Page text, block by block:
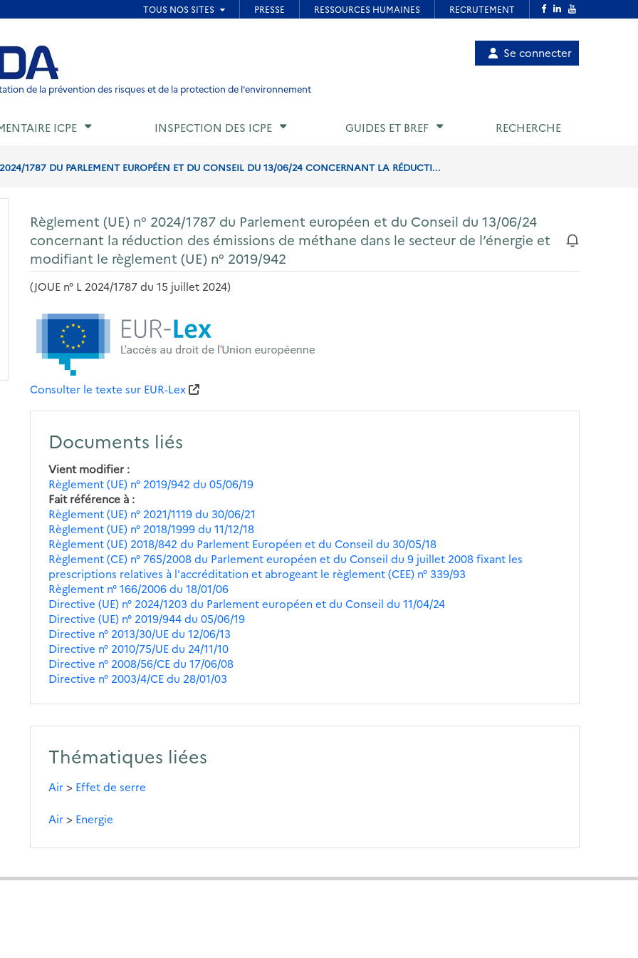
de page
de la prévention des risques et de la protection de l'environnement
Menu
utilisateur
Se connecter
ICPE INSPECTION DES ICPE GUIDES ET BREF RECHERCHE
1787 DU PARLEMENT EUROPÉEN ET DU CONSEIL DU 13/06/24 CONCERNANT LA RÉDUCTI...
Règlement (UE) n° 2024/1787 du Parlement européen et du Conseil du 13/06/24
concernant la réduction des émissions de méthane dans le secteur de l’énergie et
modifiant le règlement (UE) n° 2019/942
(JOUE n° L 2024/1787 du 15 juillet 2024)
Consulter le texte sur EUR-Lex
Documents liés
Vient modifier
Règlement (UE) n° 2019/942 du 05/06/19
Fait référence à
Règlement (UE) n° 2021/1119 du 30/06/21
Règlement (UE) n° 2018/1999 du 11/12/18
Règlement (UE) 2018/842 du Parlement Européen et du Conseil du 30/05/18
Règlement (CE) n° 765/2008 du Parlement européen et du Conseil du 9 juillet 2008 fixant les
prescriptions relatives à l'accréditation et abrogeant le règlement (CEE) n° 339/93
Règlement n° 166/2006 du 18/01/06
Directive (UE) n° 2024/1203 du Parlement européen et du Conseil du 11/04/24
Directive (UE) n° 2019/944 du 05/06/19
Directive n° 2013/30/UE du 12/06/13
Directive n° 2010/75/UE du 24/11/10
Directive n° 2008/56/CE du 17/06/08
Directive n° 2003/4/CE du 28/01/03
Thématiques liées
Air> Effet de serre
Air> Energie